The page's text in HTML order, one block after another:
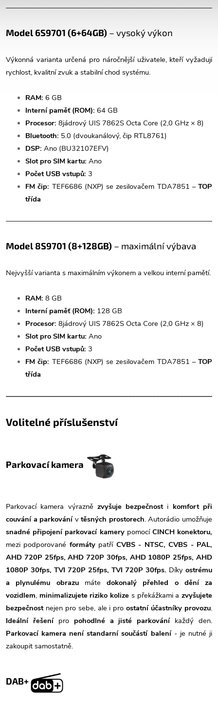
Model 6S9701 (6+64GB) – vysoký výkon
Výkonná varianta určená pro náročnější uživatele, kteří vyžadují
rychlost, kvalitní zvuk a stabilní chod systému.
RAM: 6 GB
Interní paměť (ROM): 64 GB
Procesor: 8jádrový UIS 7862S Octa Core (2,0 GHz × 8)
Bluetooth: 5.0 (dvoukanálový, čip RTL8761)
DSP: Ano (BU32107EFV)
Slot pro SIM kartu: Ano
Počet USB vstupů: 3
FM čip: TEF6686 (NXP) se zesilovačem TDA7851 – TOP
třída
Model 8S9701 (8+128GB) – maximální výbava
Nejvyšší varianta s maximálním výkonem a velkou interní pamětí.
RAM: 8 GB
Interní paměť (ROM): 128 GB
Procesor: 8jádrový UIS 7862S Octa Core (2,0 GHz × 8)
Slot pro SIM kartu: Ano
Počet USB vstupů: 3
FM čip: TEF6686 (NXP) se zesilovačem TDA7851 – TOP
třída
Volitelné příslušenství
Parkovací kamera
Parkovací kamera výrazně zvyšuje bezpečnosti komfort při
couvání a parkovánívtěsných prostorech. Autorádio umožňuje
snadné připojení parkovací kamerypomocí CINCH konektoru,
mezi podporované formáty patříCVBS - NTSC, CVBS - PAL,
AHD 720P 25fps, AHD 720P 30fps, AHD 1080P 25fps, AHD
1080P 30fps, TVI 720P 25fps, TVI 720P 30fps. Díky ostrému
a plynulému obrazumáte dokonalý přehled o dění za
vozidlem, minimalizujete riziko kolize s překážkami azvyšujete
bezpečnostnejen pro sebe, ale i proostatní účastníky provozu.
Ideální řešenípro pohodlné a jisté parkováníkaždý den.
Parkovací kamera není standarní součástí balení- je nutné ji
zakoupit samostatně.
DAB+